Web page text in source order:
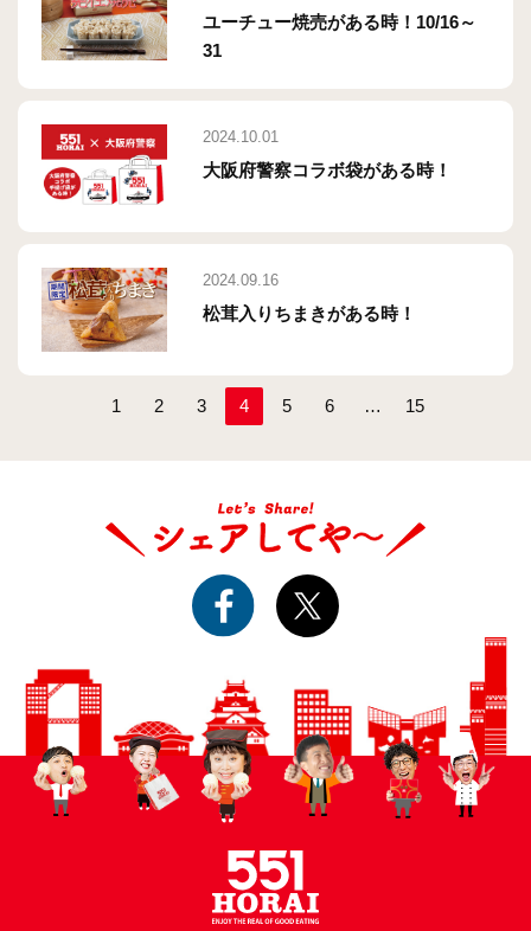
ユーチュー焼売がある時！10/16～
31
2024.10.01
大阪府警察コラボ袋がある時！
2024.09.16
松茸入りちまきがある時！
1 2 3 4 5 6 … 15